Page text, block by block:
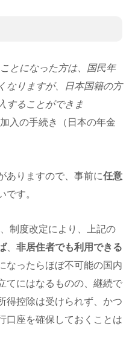
とになった方は、国民年
なりますが、日本国籍の方
することができま
入の手続き（日本の年金
ありますので、事前に任意
です。
制度改定により、上記の
、 非居住者でも利用できる
なったらほぼ不可能の国内
てにはなるものの、継続で
得控除は受けられず、かつ
口座を確保しておくことは